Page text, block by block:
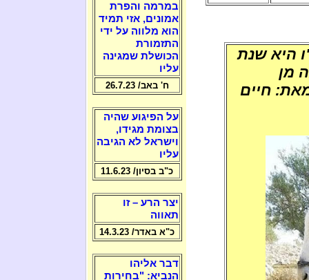
היא שנת
מן
חיים
במרמה והפרת
אמונים, אזי תמיד
הוא מלווה על ידי
התזמורת
הכושלת שמגינה
עליו
ח' באב/ 26.7.23
על הפיגוע שהיה
בצומת מגידו,
וישראל לא הגיבה
עליו
כ"ב בסיון/ 11.6.23
יצר הרע – זו
תאווה
כ"א באדר/ 14.3.23
דבר אליהו
הנביא: "בחירות